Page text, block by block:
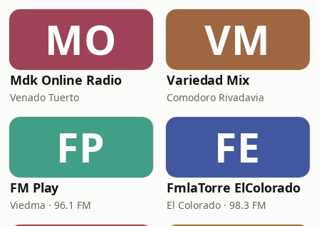
MO
Mdk Online Radio
Venado Tuerto
VM
Variedad Mix
Comodoro Rivadavia
FP
FM Play
Viedma · 96.1 FM
FE
FmlaTorre ElColorado
El Colorado · 98.3 FM